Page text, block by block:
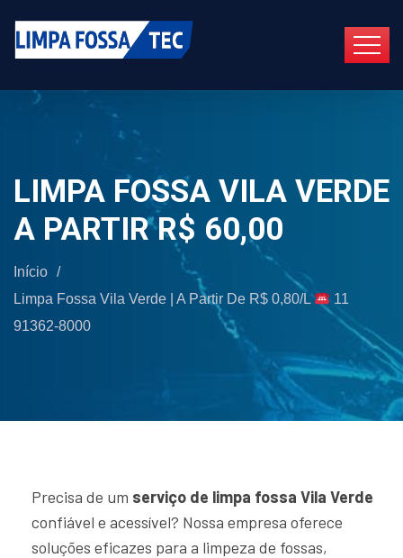
LIMPA FOSSA VILA VERDE
A PARTIR R$ 60,00
Início /
Limpa Fossa Vila Verde | A Partir De R$ 0,80/L
11
91362-8000
Precisa de um serviço de limpa fossa Vila Verde
confiável e acessível? Nossa empresa oferece
soluções eficazes para a limpeza de fossas,